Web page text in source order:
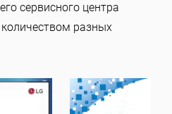
сервисного центра
разных